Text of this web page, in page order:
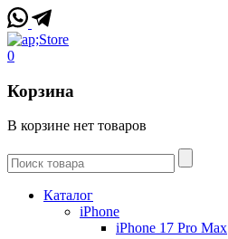
0
Корзина
В корзине нет товаров
Каталог
iPhone
iPhone 17 Pro Max